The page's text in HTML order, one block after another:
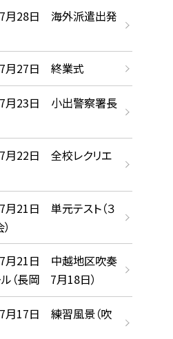
月28日 海外派遣出発
月27日 終業式
月23日 小出警察署長
月22日 全校レクリエ
21日 単元テスト（３
月21日 中越地区吹奏
（長岡 7月18日）
月17日 練習風景（吹